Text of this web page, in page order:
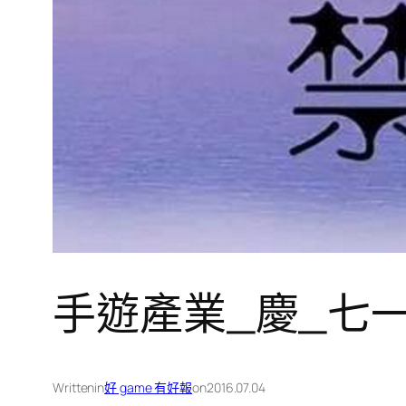
手遊產業_慶_七
Writtenin好 game 有好報on2016.07.04